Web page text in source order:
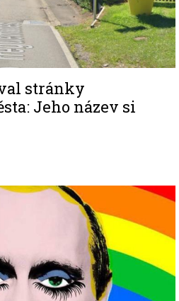
stránky
Jeho název si